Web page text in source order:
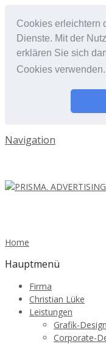
Cookies erleichtern
Dienste. Mit der
erklären Sie sich
Cookies verwenden.
Navigation
Home
Hauptmenü
Firma
Christian Lüke
Leistungen
Grafik-Design
Corporate-